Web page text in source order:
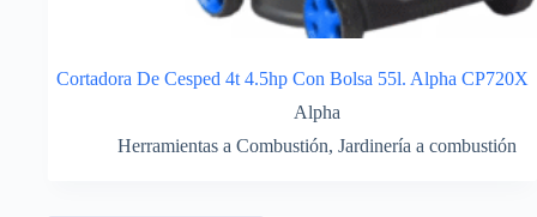
Cortadora De Cesped 4t 4.5hp Con Bolsa 55l. Alpha CP720X
Alpha
Herramientas a Combustión, Jardinería a combustión